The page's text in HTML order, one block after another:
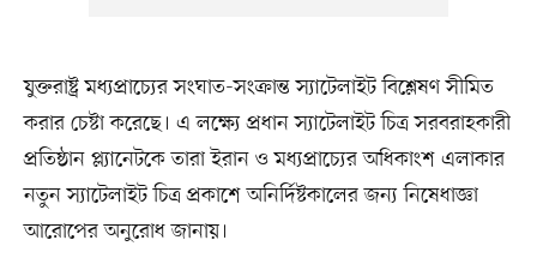
যুক্তরাষ্ট্র মধ্যপ্রাচ্যের সংঘাত-সংক্রান্ত স্যাটেলাইট বিশ্লেষণ সীমিত
করার চেষ্টা করেছে। এ লক্ষ্যে প্রধান স্যাটেলাইট চিত্র সরবরাহকারী
প্রতিষ্ঠান প্ল্যানেটকে তারা ইরান ও মধ্যপ্রাচ্যের অধিকাংশ এলাকার
নতুন স্যাটেলাইট চিত্র প্রকাশে অনির্দিষ্টকালের জন্য নিষেধাজ্ঞা
আরোপের অনুরোধ জানায়।